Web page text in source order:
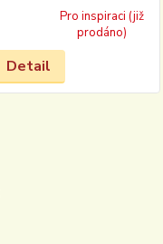
Pro inspiraci (již
prodáno)
Detail